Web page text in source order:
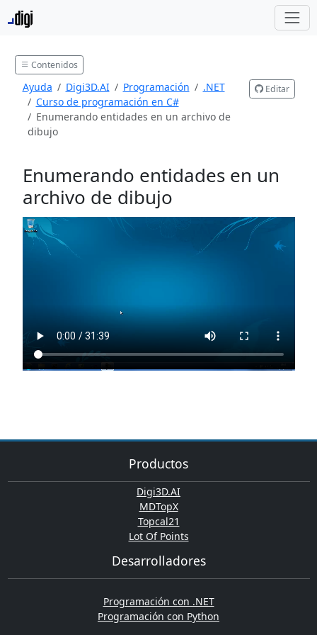
Contenidos
Ayuda Digi3D.AI Programación
.NET
Curso de programación en C#
Enumerando entidades en un archivo de
dibujo
Editar
Enumerando entidades en un
archivo de dibujo
Productos
Digi3D.AI
MDTopX
Topcal21
Lot Of Points
Desarrolladores
Programación con .NET
Programación con Python